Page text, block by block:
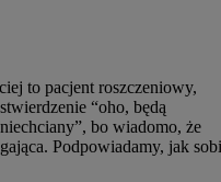
to pacjent roszczeniowy,
“oho, będą
bo wiadomo, że
Podpowiadamy, jak